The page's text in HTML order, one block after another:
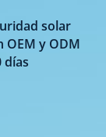
solar
OEM y ODM
días